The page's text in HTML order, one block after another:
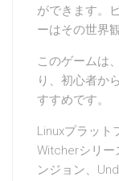
ができます。
ーはその世界
このゲームは
り、初心者か
すすめです。
Linuxプラット
Witcherシリー
ンジョン、